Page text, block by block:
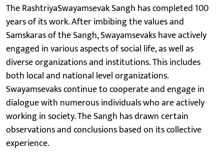
The RashtriyaSwayamsevak Sangh has completed 100
years of its work. After imbibing the values and
Samskaras of the Sangh, Swayamsevaks have actively
engaged in various aspects of social life, as well as
diverse organizations and institutions. This includes
both local and national level organizations.
Swayamsevaks continue to cooperate and engage in
dialogue with numerous individuals who are actively
working in society. The Sangh has drawn certain
observations and conclusions based on its collective
experience.